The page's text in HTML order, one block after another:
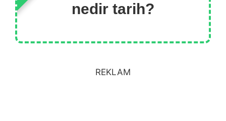
nedir tarih?
REKLAM